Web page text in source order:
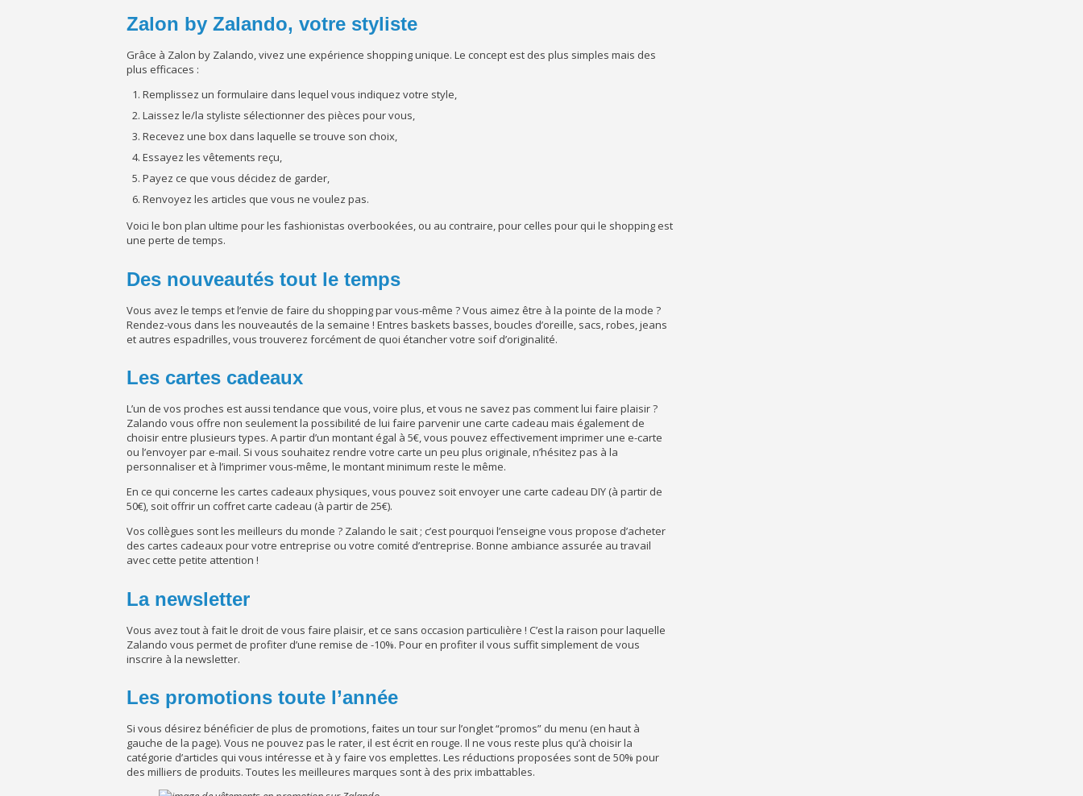
Zalon by Zalando, votre styliste
Grâce à Zalon by Zalando, vivez une expérience shopping unique. Le concept est des plus simples mais des
plus efficaces :
Remplissez un formulaire dans lequel vous indiquez votre style,
Laissez le/la styliste sélectionner des pièces pour vous,
Recevez une box dans laquelle se trouve son choix,
Essayez les vêtements reçu,
Payez ce que vous décidez de garder,
Renvoyez les articles que vous ne voulez pas.
Voici le bon plan ultime pour les fashionistas overbookées, ou au contraire, pour celles pour qui le shopping est
une perte de temps.
Des nouveautés tout le temps
Vous avez le temps et l’envie de faire du shopping par vous-même ? Vous aimez être à la pointe de la mode ?
Rendez-vous dans les nouveautés de la semaine ! Entres baskets basses, boucles d’oreille, sacs, robes, jeans
et autres espadrilles, vous trouverez forcément de quoi étancher votre soif d’originalité.
Les cartes cadeaux
L’un de vos proches est aussi tendance que vous, voire plus, et vous ne savez pas comment lui faire plaisir ?
Zalando vous offre non seulement la possibilité de lui faire parvenir une carte cadeau mais également de
choisir entre plusieurs types. A partir d’un montant égal à 5€, vous pouvez effectivement imprimer une e-carte
ou l’envoyer par e-mail. Si vous souhaitez rendre votre carte un peu plus originale, n’hésitez pas à la
personnaliser et à l’imprimer vous-même, le montant minimum reste le même.
En ce qui concerne les cartes cadeaux physiques, vous pouvez soit envoyer une carte cadeau DIY (à partir de
50€), soit offrir un coffret carte cadeau (à partir de 25€).
Vos collègues sont les meilleurs du monde ? Zalando le sait ; c’est pourquoi l’enseigne vous propose d’acheter
des cartes cadeaux pour votre entreprise ou votre comité d’entreprise. Bonne ambiance assurée au travail
avec cette petite attention !
La newsletter
Vous avez tout à fait le droit de vous faire plaisir, et ce sans occasion particulière ! C’est la raison pour laquelle
Zalando vous permet de profiter d’une remise de -10%. Pour en profiter il vous suffit simplement de vous
inscrire à la newsletter.
Les promotions toute l’année
Si vous désirez bénéficier de plus de promotions, faites un tour sur l’onglet “promos” du menu (en haut à
gauche de la page). Vous ne pouvez pas le rater, il est écrit en rouge. Il ne vous reste plus qu’à choisir la
catégorie d’articles qui vous intéresse et à y faire vos emplettes. Les réductions proposées sont de 50% pour
des milliers de produits. Toutes les meilleures marques sont à des prix imbattables.